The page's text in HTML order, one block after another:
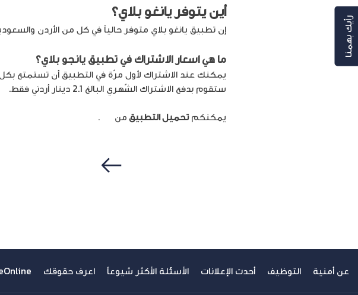
أين يتوفريانغو بلاي؟
إن تطبيق يانغو بلاي متوفر حالياً في كل من الأردن
ما هياسعار الاشتراك في تطبيق يانجو بلاي؟
يمكنك عند الاشتراك لأول مرّة في التطبيق أن تستمتع
ستقوم بدفع الاشتراك الشّهري البالغ 2.1 دينار أردني فقط.
يمكنكمتحميل التطبيقمن .
عن أمنية التوظيف أحدث الإعلانات الأسئلة الأكثر شيوعاً اعرف حقوقك
رأيك بهمنا